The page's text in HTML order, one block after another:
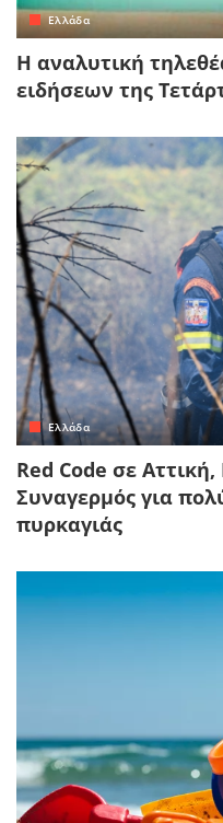
Ελλάδα
Η αναλυτική
ειδήσεων της
Ελλάδα
Red Code σε
Συναγερμός για
πυρκαγιάς